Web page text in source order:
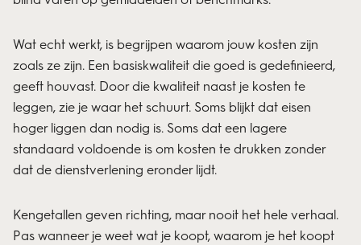
Wat echt werkt, is begrijpen waarom jouw kosten zijn
zoals ze zijn. Een basiskwaliteit die goed is gedefinieerd,
geeft houvast. Door die kwaliteit naast je kosten te
leggen, zie je waar het schuurt. Soms blijkt dat eisen
hoger liggen dan nodig is. Soms dat een lagere
standaard voldoende is om kosten te drukken zonder
dat de dienstverlening eronder lijdt.
Kengetallen geven richting, maar nooit het hele verhaal.
Pas wanneer je weet wat je koopt, waarom je het koopt